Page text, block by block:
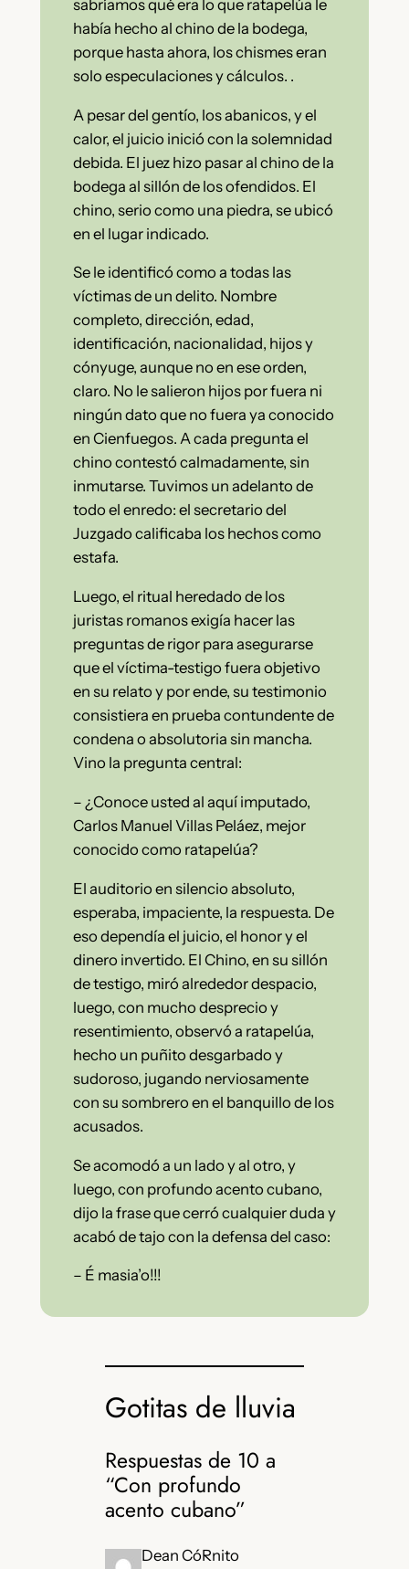
sabríamos qué era lo que ratapelúa le
había hecho al chino de la bodega,
porque hasta ahora, los chismes eran
solo especulaciones y cálculos. .
A pesar del gentío, los abanicos, y el
calor, el juicio inició con la solemnidad
debida. El juez hizo pasar al chino de la
bodega al sillón de los ofendidos. El
chino, serio como una piedra, se ubicó
en el lugar indicado.
Se le identificó como a todas las
víctimas de un delito. Nombre
completo, dirección, edad,
identificación, nacionalidad, hijos y
cónyuge, aunque no en ese orden,
claro. No le salieron hijos por fuera ni
ningún dato que no fuera ya conocido
en Cienfuegos. A cada pregunta el
chino contestó calmadamente, sin
inmutarse. Tuvimos un adelanto de
todo el enredo: el secretario del
Juzgado calificaba los hechos como
estafa.
Luego, el ritual heredado de los
juristas romanos exigía hacer las
preguntas de rigor para asegurarse
que el víctima-testigo fuera objetivo
en su relato y por ende, su testimonio
consistiera en prueba contundente de
condena o absolutoria sin mancha.
Vino la pregunta central:
– ¿Conoce usted al aquí imputado,
Carlos Manuel Villas Peláez, mejor
conocido como ratapelúa?
El auditorio en silencio absoluto,
esperaba, impaciente, la respuesta. De
eso dependía el juicio, el honor y el
dinero invertido. El Chino, en su sillón
de testigo, miró alrededor despacio,
luego, con mucho desprecio y
resentimiento, observó a ratapelúa,
hecho un puñito desgarbado y
sudoroso, jugando nerviosamente
con su sombrero en el banquillo de los
acusados.
Se acomodó a un lado y al otro, y
luego, con profundo acento cubano,
dijo la frase que cerró cualquier duda y
acabó de tajo con la defensa del caso:
– É masia’o!!!
Gotitas de lluvia
Respuestas de 10 a
“Con profundo
acento cubano”
Dean CóRnito